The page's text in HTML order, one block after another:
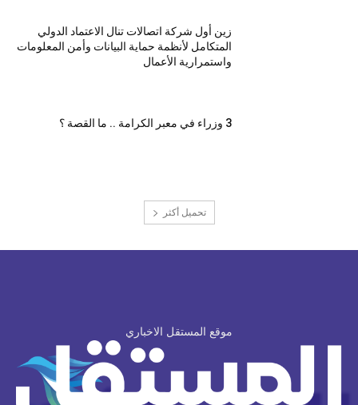
زين أول شركة اتصالات تنال الاعتماد الدولي
المتكامل لأنظمة حماية البيانات وأمن المعلومات
واستمرارية الأعمال
3 وزراء في معبر الكرامة .. ما القصة ؟
تحميل أكثر
موقع المستقل الاخباري